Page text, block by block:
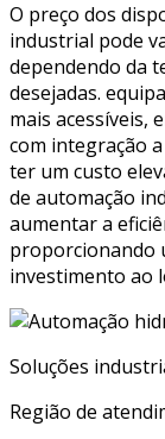
O preço dos
industrial pode
dependendo da
desejadas.
mais acessíveis,
com integração
ter um custo
de automação
aumentar a
proporcionando
investimento ao
Soluções
Região de